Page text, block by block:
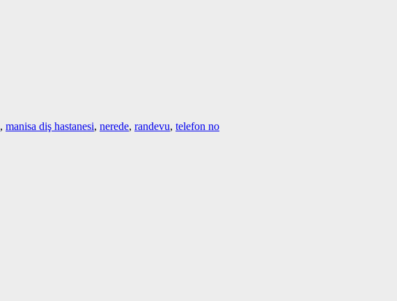
, manisa diş hastanesi, nerede, randevu, telefon no